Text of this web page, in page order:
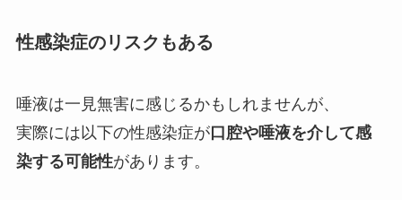
性感染症のリスクもある
唾液は一見無害に感じるかもしれませんが、
実際には以下の性感染症が口腔や唾液を介して感
染する可能性があります。